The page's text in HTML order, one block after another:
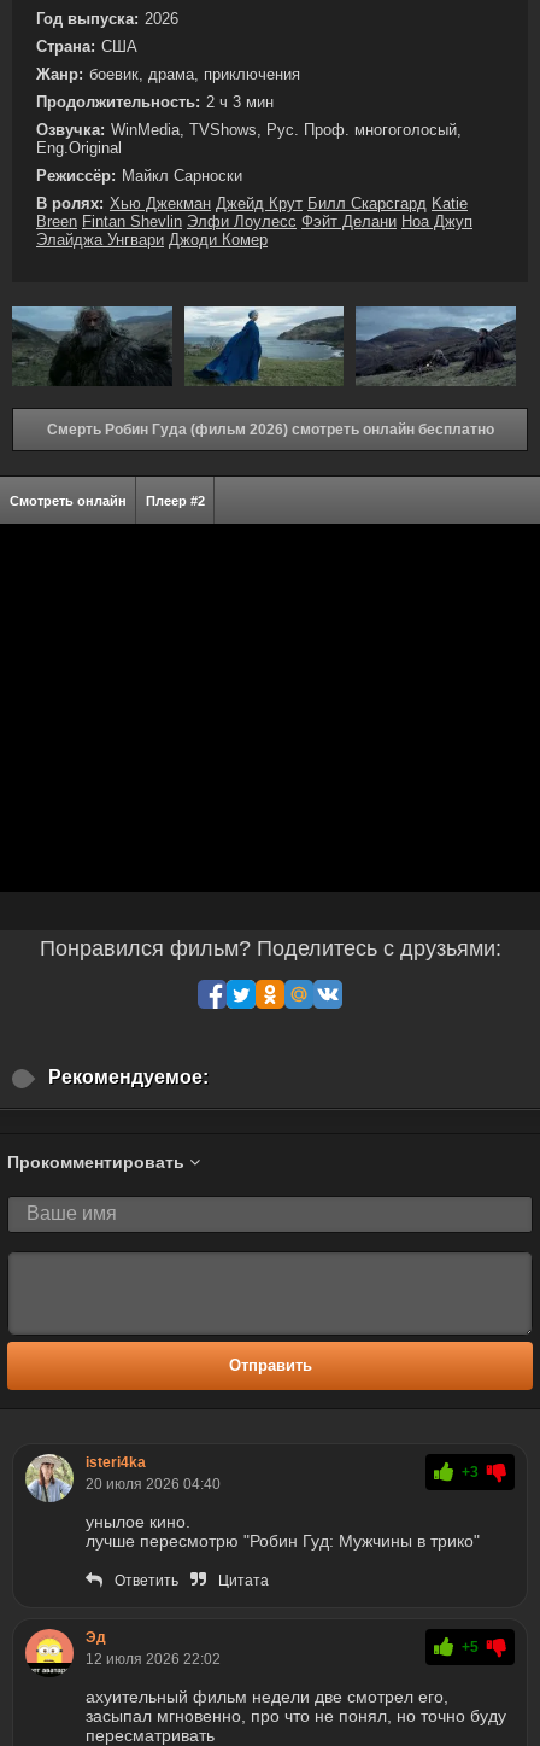
Год выпуска: 2026
Страна: США
Жанр: боевик, драма, приключения
Продолжительность: 2 ч 3 мин
Озвучка: WinMedia, TVShows, Рус. Проф. многоголосый,
Eng.Original
Режиссёр: Майкл Сарноски
В ролях: Хью Джекман Джейд Крут Билл Скарсгард Katie
Breen Fintan Shevlin Элфи Лоулесс Фэйт Делани Ноа Джуп
Элайджа Унгвари Джоди Комер
Смерть Робин Гуда (фильм 2026) смотреть онлайн бесплатно
Смотреть онлайн Плеер #2
Понравился фильм? Поделитесь с друзьями:
Рекомендуемое:
Прокомментировать
Отправить
isteri4ka
20 июля 2026 04:40
+3
унылое кино.
лучше пересмотрю "Робин Гуд: Мужчины в трико"
Ответить Цитата
Эд
12 июля 2026 22:02
+5
ахуительный фильм недели две смотрел его,
засыпал мгновенно, про что не понял, но точно буду
пересматривать